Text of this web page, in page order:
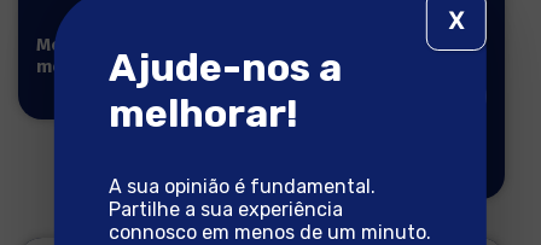
Morceaux de
morue 1kg
Bacalhau
700g
Bacalhau pronto a
Ajude-nos a
melhorar!
A sua opinião é fundamental.
Partilhe a sua experiência
connosco em menos de um minuto.
X